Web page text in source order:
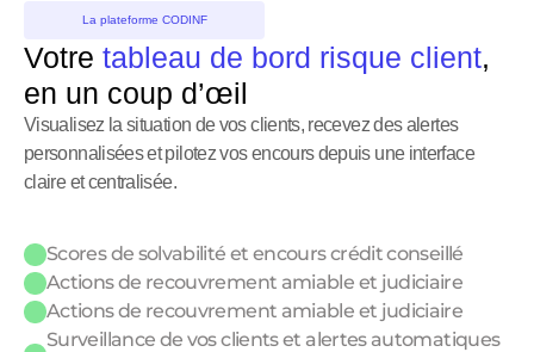
La plateforme CODINF
Votre tableau de bord risque client,
en un coup d’œil
Visualisez la situation de vos clients, recevez des alertes
personnalisées et pilotez vos encours depuis une interface
claire et centralisée.
Scores de solvabilité et encours crédit conseillé
Surveillance de vos clients et alertes automatiques
Actions de recouvrement amiable et judiciaire
Actions de recouvrement amiable et judiciaire